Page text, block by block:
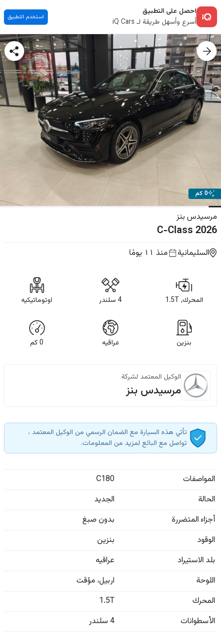
احصل على التطبيق
أسرع وأسهل طريقة لـ iQ Cars
استخدم التطبيق
0 كم
مرسيدس بنز
C-Class 2026
السليمانية منذ ١١ يومًا
المحرك, 1.5T 4 سلندر اوتوماتيكيه
بنزين عراقيه 0كم
الوكيل المعتمد لشركة
مرسيدس بنز
تأتي هذه السيارة مع الضمان الرسمي من الوكيل المعتمد ،
تواصل مع البائع لمزيد من المعلومات.
المواصفات
C180
الحالة
الجديد
أجزاء المتضررة
بدون صبغ
الوقود
بنزين
بلد الاستيراد
عراقيه
اللوحة
اربيل، مؤقت
المحرك
1.5T
الأسطوانات
4 سلندر